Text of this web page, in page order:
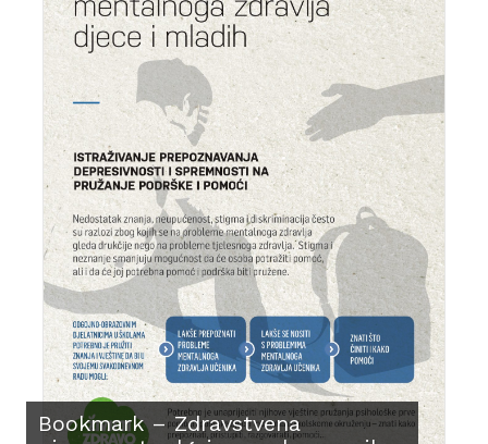
Bookmark – Zdravstvena